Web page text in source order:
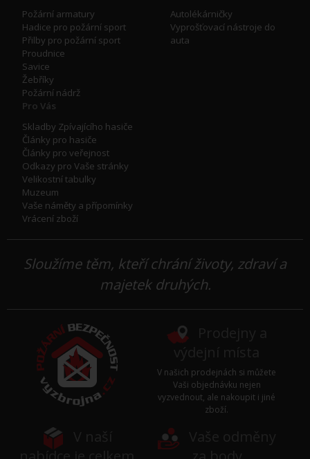
Požární armatury
Hadice pro požární sport
Přilby pro požární sport
Proudnice
Savice
Žebříky
Požární nádrž
Autolékárničky
Vyprošťovací nástroje do
auta
Pro Vás
Skladby Zpívajícího hasiče
Články pro hasiče
Články pro veřejnost
Odkazy pro Vaše stránky
Velikostní tabulky
Muzeum
Vaše náměty a přípomínky
Vrácení zboží
Sloužíme těm, kteří chrání životy, zdraví a
majetek druhých.
V našich prodejnách si můžete
Vaši objednávku nejen
vyzvednout, ale nakoupit i jiné
zboží.